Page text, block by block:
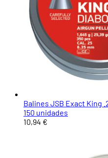
Balines JSB Exact King
150 unidades
10,94 €